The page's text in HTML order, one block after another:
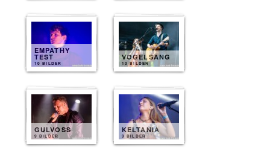
EMPATHY
TEST
10 BILDER
VOGELSANG
10 BILDER
GULVOSS
9 BILDER
KELTANIA
9 BILDER